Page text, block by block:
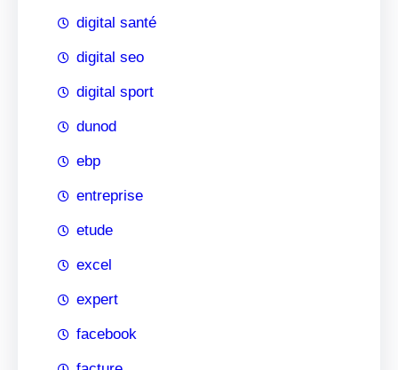
digital santé
digital seo
digital sport
dunod
ebp
entreprise
etude
excel
expert
facebook